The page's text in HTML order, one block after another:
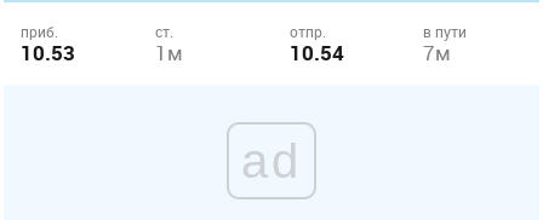
приб.
10.53
ст.
1м
отпр.
10.54
в пути
7м
ad